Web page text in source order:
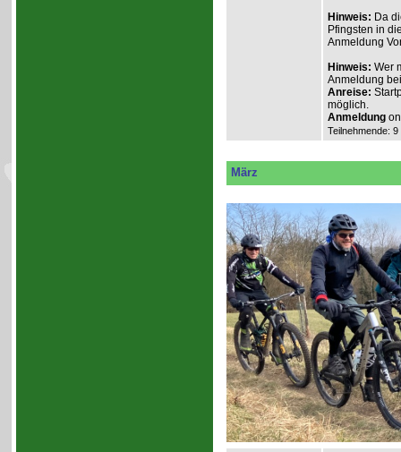
Hinweis: Da
Pfingsten in
Anmeldung
Hinweis: Wer
Anmeldung
Anreise:
möglich.
Anmeldung
Teilnehmende:
März